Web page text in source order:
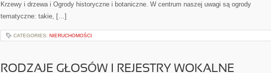
Krzewy i drzewa i Ogrody historyczne i botaniczne. W centrum naszej uwagi są ogrody
tematyczne: takie, […]
CATEGORIES: NIERUCHOMOŚCI
RODZAJE GŁOSÓW I REJESTRY WOKALNE